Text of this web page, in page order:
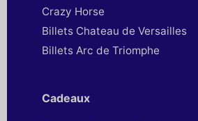
Crazy Horse
Billets Chateau de Versailles
Billets Arc de Triomphe
Cadeaux